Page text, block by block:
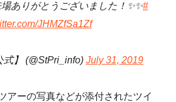
ありがとうございました！✨✨#
JHMZfSa1Zf
】 (@StPri_info)July 31, 2019
アーの写真などが添付されたツイ